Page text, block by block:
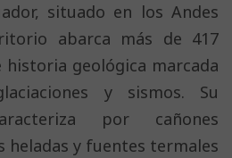
situado en los Andes
abarca más de 417
historia geológica marcada
y sismos. Su
por cañones
heladas y fuentes termales